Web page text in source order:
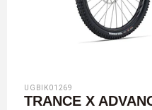
UGBIK01269
TRANCE X